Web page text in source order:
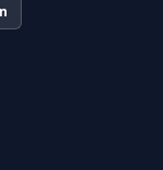
कर सकते है